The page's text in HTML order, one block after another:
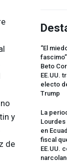
y
de
“El
Beto
EE.UU.
electo
Trump
La
Lourdes
en
fiscal
EE.UU.